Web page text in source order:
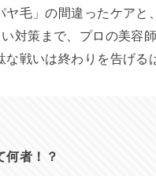
毛」の間違ったケアと
対策まで、プロの美容
戦いは終わりを告げる
何者！？